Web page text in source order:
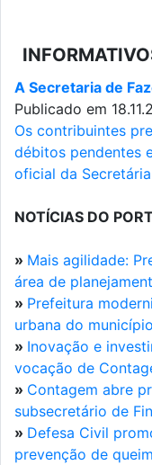
A Secretaria de
Publicado em
Os contribuintes
débitos pendentes
oficial da
NOTÍCIAS DO
» Mais agilidade:
área de
» Prefeitura
urbana do município
» Inovação e
vocação de
» Contagem abre
subsecretário de
» Defesa Civil
prevenção de